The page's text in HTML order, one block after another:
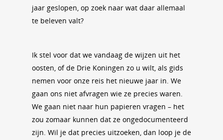
jaar geslopen, op zoek naar wat daar allemaal
te beleven valt?
Ik stel voor dat we vandaag de wijzen uit het
oosten, of de Drie Koningen zo u wilt, als gids
nemen voor onze reis het nieuwe jaar in. We
gaan ons niet afvragen wie ze precies waren.
We gaan niet naar hun papieren vragen – het
zou zomaar kunnen dat ze ongedocumenteerd
zijn. Wil je dat precies uitzoeken, dan loop je de